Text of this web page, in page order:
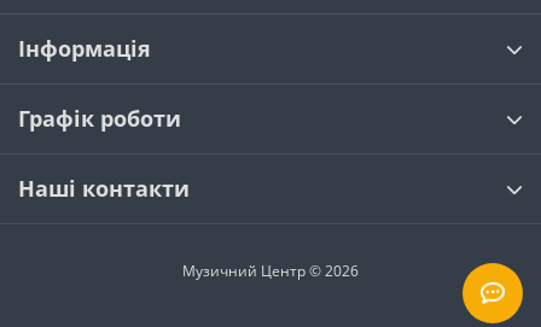
Інформація
Графік роботи
Наші контакти
Музичний Центр © 2026